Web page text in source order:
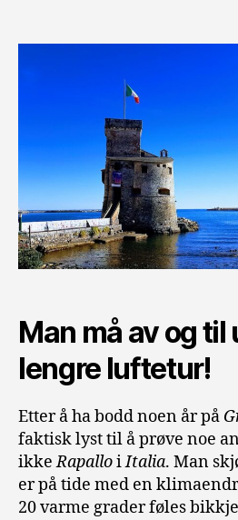
Man må av og til
lengre luftetur!
Etter å ha bodd noen år på
faktisk lyst til å prøve noe
ikkeRapalloiItalia. Man
er på tide med en
20 varme grader føles